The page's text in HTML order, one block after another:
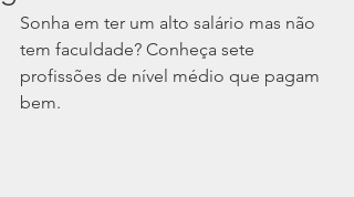
Sonha em ter um alto salário mas não
tem faculdade? Conheça sete
profissões de nível médio que pagam
bem.